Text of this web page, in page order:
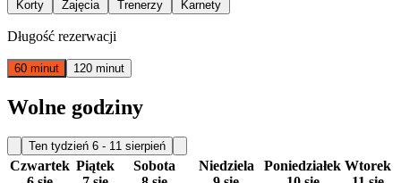
Korty Zajęcia Trenerzy Karnety
Długość rezerwacji
60 minut 120 minut
Wolne godziny
Ten tydzień 6 - 11 sierpień
Czwartek Piątek
Sobota
Niedziela
Poniedziałek Wtorek